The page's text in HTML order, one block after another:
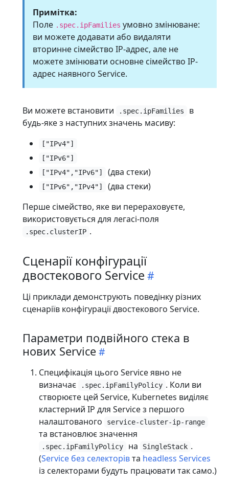
Примітка:
Поле .spec.ipFamilies умовно змінюване:
ви можете додавати або видаляти
вторинне сімейство IP-адрес, але не
можете змінювати основне сімейство IP-
адрес наявного Service.
Ви можете встановити .spec.ipFamilies
в
будь-яке з наступних значень масиву:
["IPv4"]
["IPv6"]
["IPv4","IPv6"]
(два стеки)
["IPv6","IPv4"]
(два стеки)
Перше сімейство, яке ви перераховуєте,
використовується для легасі-поля
.spec.clusterIP .
Сценарії конфігурації
двостекового Service
Ці приклади демонструють поведінку різних
сценаріїв конфігурації двостекового Service.
Параметри подвійного стека в
нових Service
Специфікація цього Service явно не
визначає
.spec.ipFamilyPolicy . Коли ви
створюєте цей Service, Kubernetes виділяє
кластерний IP для Service з першого
налаштованого
service-cluster-ip-range
та встановлює значення
.spec.ipFamilyPolicy на SingleStack .
(Service без селекторівта headless Services
із селекторами будуть працювати так само.)